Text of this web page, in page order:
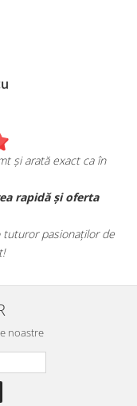
și arată exact ca în
rapidă și oferta
tuturor pasionaților de
noastre